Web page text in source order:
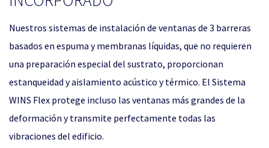
Nuestros sistemas de instalación de ventanas de 3 barreras
basados en espuma y membranas líquidas, que no requieren
una preparación especial del sustrato, proporcionan
estanqueidad y aislamiento acústico y térmico. El Sistema
WINS Flex protege incluso las ventanas más grandes de la
deformación y transmite perfectamente todas las
vibraciones del edificio.